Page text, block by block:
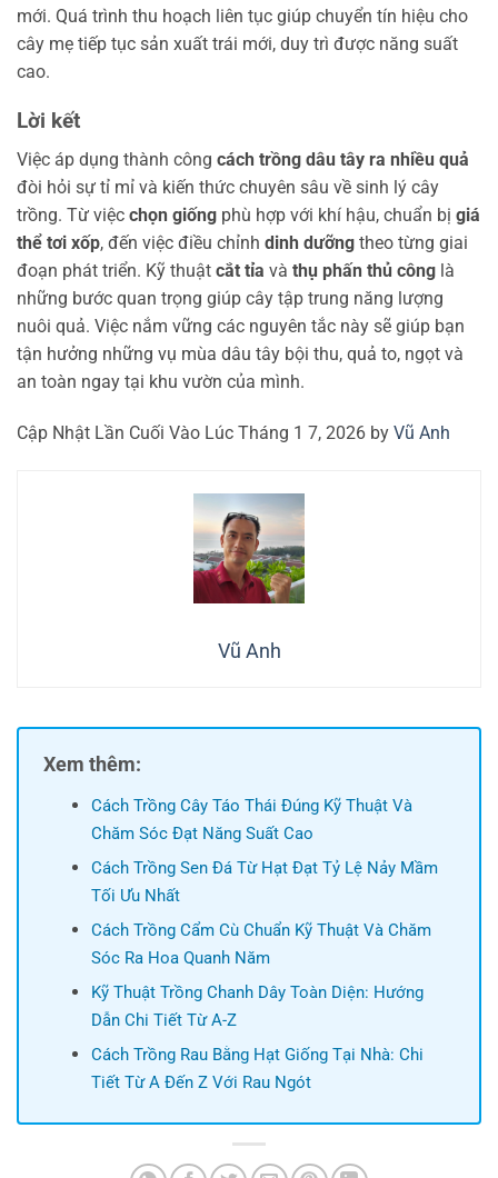
mới. Quá trình thu hoạch liên tục giúp chuyển tín hiệu cho
cây mẹ tiếp tục sản xuất trái mới, duy trì được năng suất
cao.
Lời kết
Việc áp dụng thành công cách trồng dâu tây ra nhiều quả
đòi hỏi sự tỉ mỉ và kiến thức chuyên sâu về sinh lý cây
trồng. Từ việc chọn giống phù hợp với khí hậu, chuẩn bị giá
thể tơi xốp, đến việc điều chỉnh dinh dưỡng theo từng giai
đoạn phát triển. Kỹ thuật cắt tỉa và thụ phấn thủ công là
những bước quan trọng giúp cây tập trung năng lượng
nuôi quả. Việc nắm vững các nguyên tắc này sẽ giúp bạn
tận hưởng những vụ mùa dâu tây bội thu, quả to, ngọt và
an toàn ngay tại khu vườn của mình.
Cập Nhật Lần Cuối Vào Lúc Tháng 1 7, 2026 by Vũ Anh
Vũ Anh
Xem thêm:
Cách Trồng Cây Táo Thái Đúng Kỹ Thuật Và
Chăm Sóc Đạt Năng Suất Cao
Cách Trồng Sen Đá Từ Hạt Đạt Tỷ Lệ Nảy Mầm
Tối Ưu Nhất
Cách Trồng Cẩm Cù Chuẩn Kỹ Thuật Và Chăm
Sóc Ra Hoa Quanh Năm
Kỹ Thuật Trồng Chanh Dây Toàn Diện: Hướng
Dẫn Chi Tiết Từ A-Z
Cách Trồng Rau Bằng Hạt Giống Tại Nhà: Chi
Tiết Từ A Đến Z Với Rau Ngót